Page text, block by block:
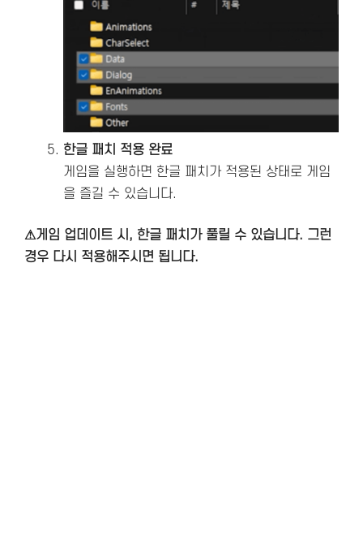
한글 패치 적용 완료
게임을 실행하면 한글 패치가 적용된 상태로 게임
을 즐길 수 있습니다.
⚠게임 업데이트 시, 한글 패치가 풀릴 수 있습니다. 그런
경우 다시 적용해주시면 됩니다.